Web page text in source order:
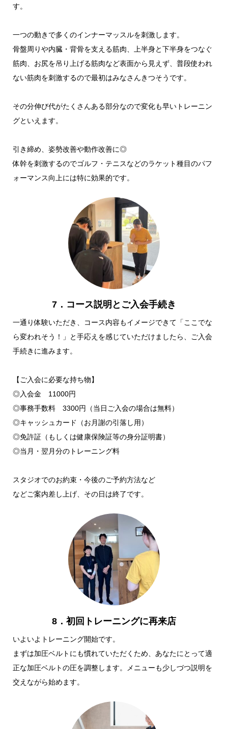
す。
一つの動きで多くのインナーマッスルを刺激します。
骨盤周りや内臓・背骨を支える筋肉、上半身と下半身をつなぐ
筋肉、お尻を吊り上げる筋肉など表面から見えず、普段使われ
ない筋肉を刺激するので最初はみなさんきつそうです。
その分伸び代がたくさんある部分なので変化も早いトレーニン
グといえます。
引き締め、姿勢改善や動作改善に◎
体幹を刺激するのでゴルフ・テニスなどのラケット種目のパフ
ォーマンス向上には特に効果的です。
7．コース説明とご入会手続き
一通り体験いただき、コース内容もイメージできて「ここでな
ら変われそう！」と手応えを感じていただけましたら、ご入会
手続きに進みます。
【ご入会に必要な持ち物】
◎入会金 11000円
◎事務手数料 3300円（当日ご入会の場合は無料）
◎キャッシュカード（お月謝の引落し用）
◎免許証（もしくは健康保険証等の身分証明書）
◎当月・翌月分のトレーニング料
スタジオでのお約束・今後のご予約方法など
などご案内差し上げ、その日は終了です。
8．初回トレーニングに再来店
いよいよトレーニング開始です。
まずは加圧ベルトにも慣れていただくため、あなたにとって適
正な加圧ベルトの圧を調整します。メニューも少しづつ説明を
交えながら始めます。